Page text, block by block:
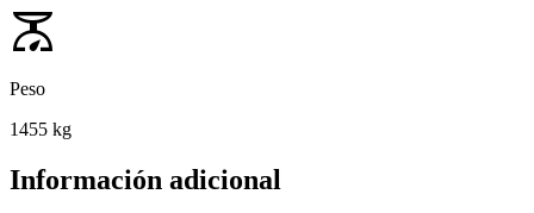
scale
Peso
1455 kg
Información adicional